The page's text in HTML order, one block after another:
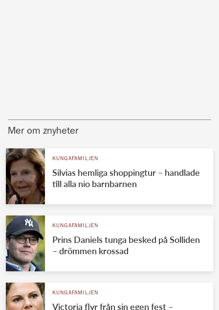
Mer om znyheter
KUNGAFAMILJEN
Silvias hemliga shoppingtur – handlade
till alla nio barnbarnen
KUNGAFAMILJEN
Prins Daniels tunga besked på Solliden
– drömmen krossad
KUNGAFAMILJEN
Victoria flyr från sin egen fest –